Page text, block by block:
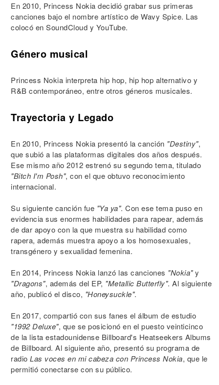
En 2010, Princess Nokia decidió grabar sus primeras
canciones bajo el nombre artístico de Wavy Spice. Las
colocó en SoundCloud y YouTube.
Género musical
Princess Nokia interpreta hip hop, hip hop alternativo y
R&B contemporáneo, entre otros géneros musicales.
Trayectoria y Legado
En 2010, Princess Nokia presentó la canción "Destiny",
que subió a las plataformas digitales dos años después.
Ese mismo año 2012 estrenó su segundo tema, titulado
"Bitch I'm Posh", con el que obtuvo reconocimiento
internacional.
Su siguiente canción fue "Ya ya". Con ese tema puso en
evidencia sus enormes habilidades para rapear, además
de dar apoyo con la que muestra su habilidad como
rapera, además muestra apoyo a los homosexuales,
transgénero y sexualidad femenina.
En 2014, Princess Nokia lanzó las canciones "Nokia"y
"Dragons", además del EP, "Metallic Butterfly". Al siguiente
año, publicó el disco, "Honeysuckle".
En 2017, compartió con sus fanes el álbum de estudio
"1992 Deluxe", que se posicionó en el puesto veinticinco
de la lista estadounidense Billboard's Heatseekers Albums
de Billboard. Al siguiente año, presentó su programa de
radio Las voces en mi cabeza con Princess Nokia, que le
permitió conectarse con su público.